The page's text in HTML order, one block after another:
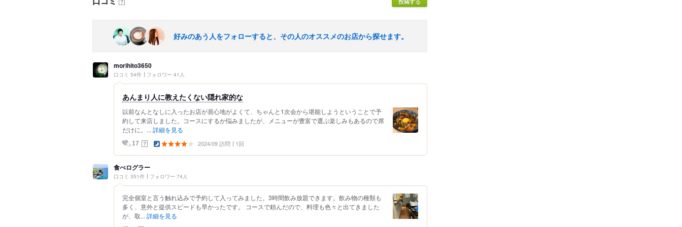
？
好みのあう人をフォローすると、その人のオススメのお店から探せます。
morihito3650
口コミ 54件 フォロワー 41人
あんまり人に教えたくない隠れ家的な
以前なんとなしに入ったお店が居心地がよくて、ちゃんと1次会から堪能しようということで予
約して来店しました。コースにするか悩みましたが、メニューが豊富で選ぶ楽しみもあるので席
だけに。... 詳細を見る
17 ？ 2024/09 訪問 1回
食べログラー
口コミ 351件 フォロワー 74人
完全個室と言う触れ込みで予約して入ってみました。3時間飲み放題できます。飲み物の種類も
多く、意外と提供スピードも早かったです。 コースで頼んだので、料理も色々と出てきました
が、取... 詳細を見る